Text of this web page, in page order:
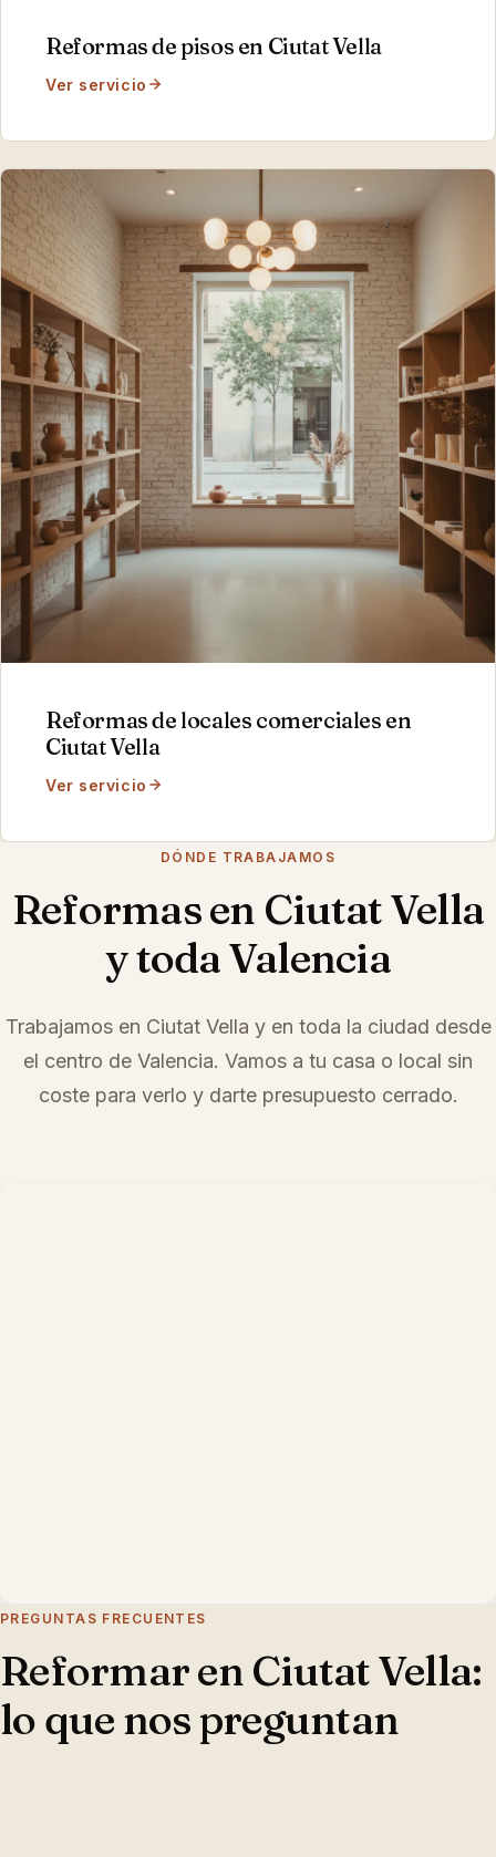
Reformas de pisos en Ciutat Vella
Ver servicio
Reformas de locales comerciales en
Ciutat Vella
Ver servicio
DÓNDE TRABAJAMOS
Reformas en Ciutat Vella
y toda Valencia
Trabajamos en Ciutat Vella y en toda la ciudad desde
el centro de Valencia. Vamos a tu casa o local sin
coste para verlo y darte presupuesto cerrado.
PREGUNTAS FRECUENTES
Reformar enCiutat Vella:
lo que nos preguntan